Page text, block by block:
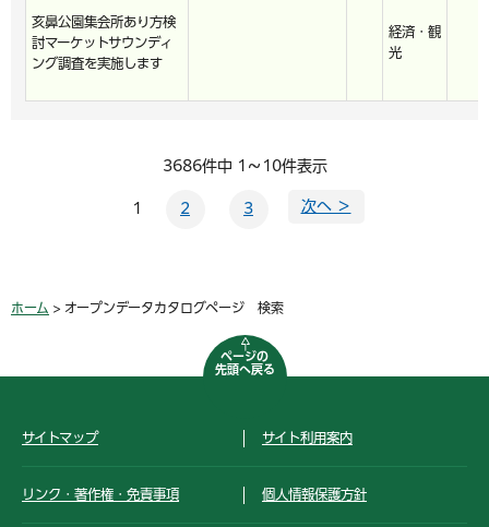
亥鼻公園集会所あり方検
討マーケットサウンディ
ング調査を実施します
経済・観
光
3686件中 1～10件表示
1 2 3 次へ ＞
ホーム > オープンデータカタログページ 検索
ページの
先頭へ戻る
サイトマップ サイト利用案内
リンク・著作権・免責事項 個人情報保護方針